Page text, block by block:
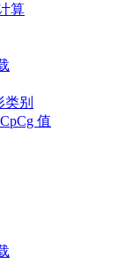
算
别
值